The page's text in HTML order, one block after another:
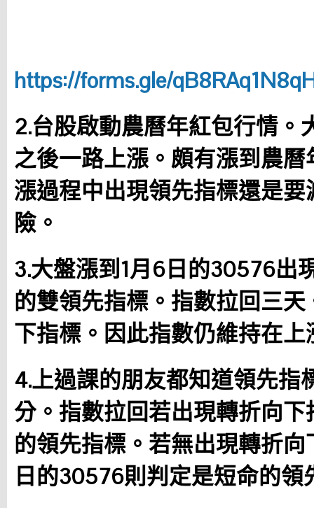
https://forms.gle/
2.台股啟動農曆年紅包行情。
之後一路上漲。頗有漲到農
漲過程中出現領先指標還是
險。
3.大盤漲到1月6日的30576出
的雙領先指標。指數拉回三
下指標。因此指數仍維持在上
4.上過課的朋友都知道領先指
分。指數拉回若出現轉折向
的領先指標。若無出現轉折
日的30576則判定是短命的領